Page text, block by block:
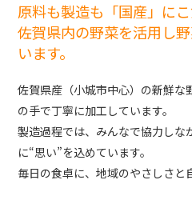
原料も製造も「国産」にこ
佐賀県内の野菜を活用し
います。
佐賀県産（小城市中心）の新鮮な
の手で丁寧に加工しています。
製造過程では、みんなで協力しな
に“思い”を込めています。
毎日の食卓に、地域のやさしさと